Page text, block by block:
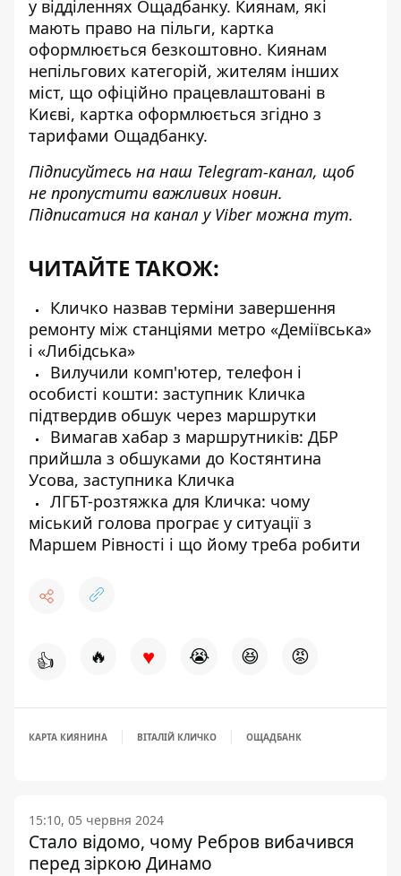
у відділеннях Ощадбанку. Киянам, які
мають право на пільги, картка
оформлюється безкоштовно. Киянам
непільгових категорій, жителям інших
міст, що офіційно працевлаштовані в
Києві, картка оформлюється згідно з
тарифами Ощадбанку.
Підписуйтесь на наш Telegram-канал, щоб
не пропустити важливих новин.
Підписатися на канал у Viber можна тут.
ЧИТАЙТЕ ТАКОЖ:
Кличко назвав терміни завершення
ремонту між станціями метро «Деміївська»
і «Либідська»
Вилучили комп'ютер, телефон і
особисті кошти: заступник Кличка
підтвердив обшук через маршрутки
Вимагав хабар з маршрутників: ДБР
прийшла з обшуками до Костянтина
Усова, заступника Кличка
ЛГБТ-розтяжка для Кличка: чому
міський голова програє у ситуації з
Маршем Рівності і що йому треба робити
👍 🔥 ♥ 😭 😆 😡
КАРТА КИЯНИНА ВІТАЛІЙ КЛИЧКО ОЩАДБАНК
15:10, 05 червня 2024
Стало відомо, чому Ребров вибачився
перед зіркою Динамо